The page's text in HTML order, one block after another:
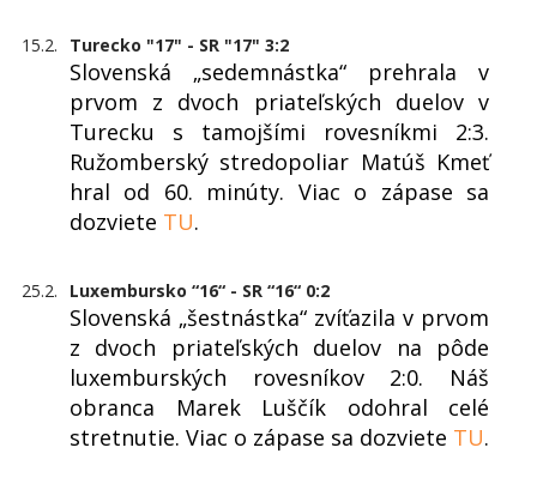
15.2. Turecko "17" - SR "17" 3:2
Slovenská „sedemnástka“ prehrala v
prvom z dvoch priateľských duelov v
Turecku s tamojšími rovesníkmi 2:3.
Ružomberský stredopoliar Matúš Kmeť
hral od 60. minúty. Viac o zápase sa
dozviete TU.
25.2. Luxembursko “16“ - SR “16“ 0:2
Slovenská „šestnástka“ zvíťazila v prvom
z dvoch priateľských duelov na pôde
luxemburských rovesníkov 2:0. Náš
obranca Marek Luščík odohral celé
stretnutie. Viac o zápase sa dozviete TU.